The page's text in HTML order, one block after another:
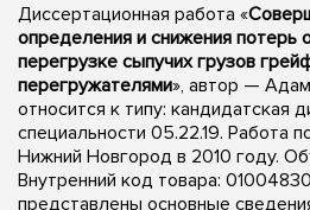
Диссертационная работа «
определения и снижения потерь
перегрузке сыпучих грузов
перегружателями», автор —
относится к типу: кандидатская
специальности 05.22.19. Работа
Нижний Новгород в 2010 году.
Внутренний код товара:
представлены основные